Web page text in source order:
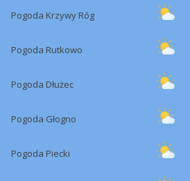
Pogoda Krzywy Róg
Pogoda Rutkowo
Pogoda Dłużec
Pogoda Głogno
Pogoda Piecki